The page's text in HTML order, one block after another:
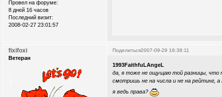
Провел на форуме:
8 дней 16 часов
Последний визит:
2008-02-27 23:01:57
Поделиться2007-09-29 16:38:11
fixifoxi
Ветеран
1993FaithfuLAngeL
да, я тоже не ощущаю той разницы, что
смотришь не на числа и не на рейтинг, а
я ведь права?